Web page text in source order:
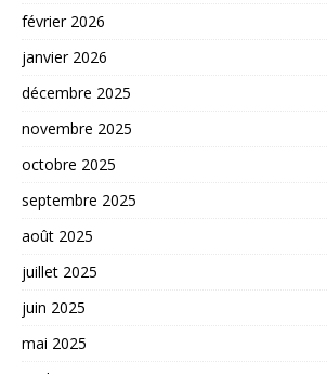
février 2026
janvier 2026
décembre 2025
novembre 2025
octobre 2025
septembre 2025
août 2025
juillet 2025
juin 2025
mai 2025